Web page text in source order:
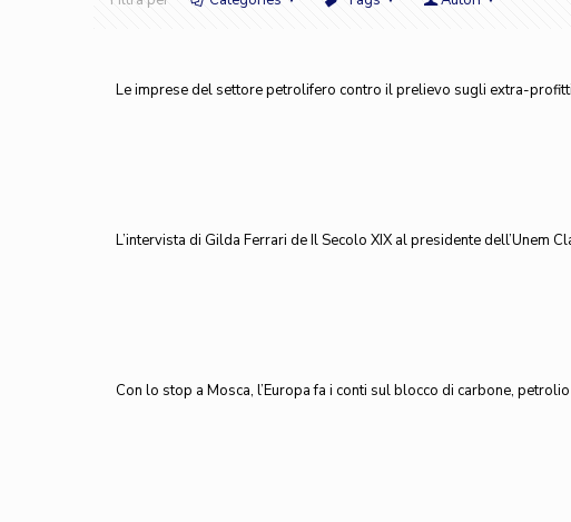
Le imprese del settore petrolifero contro il prelievo sugli extra-
L’intervista di Gilda Ferrari de Il Secolo XIX al presidente
Con lo stop a Mosca, l’Europa fa i conti sul blocco di carbone,